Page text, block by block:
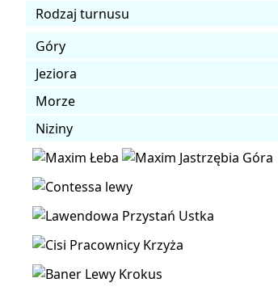
Rodzaj turnusu
Góry
Jeziora
Morze
Niziny